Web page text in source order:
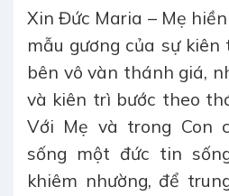
Xin Đức Maria – Mẹ
mẫu gương của sự kiên
bên vô vàn thánh giá,
và kiên trì bước theo
Với Mẹ và trong Con
sống một đức tin
khiêm nhường, để